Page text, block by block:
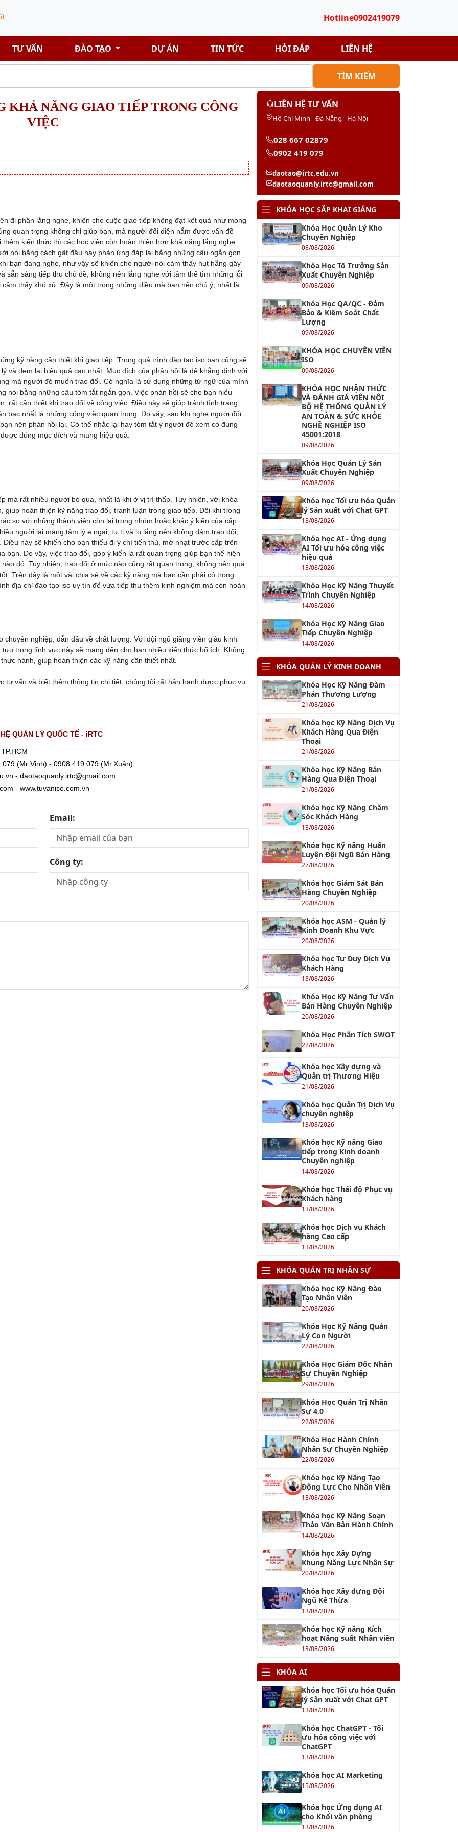
Hotline0902419079
TƯ VẤN ĐÀO TẠO DỰ ÁN TIN TỨC HỎI ĐÁP LIÊN HỆ
TÌM KIẾM
KHẢ NĂNG GIAO TIẾP TRONG CÔNG
VIỆC
đi phần lắng nghe, khiến cho cuộc giao tiếp không đạt kết quả như mong
quan trọng không chỉ giúp bạn, mà người đối diện nắm được vấn đề
kiến thức thì các học viên còn hoàn thiện hơn khả năng lắng nghe
nói bằng cách gật đầu hay phản ứng đáp lại bằng những câu ngắn gọn
bạn đang nghe, như vậy sẽ khiến cho người nói cảm thấy hụt hẫng gây
sẵn sàng tiếp thu chủ đề, không nên lắng nghe với tâm thế tìm những lỗi
thấy khó xử. Đây là một trong những điều mà bạn nên chú ý, nhất là
kỹ năng cần thiết khi giao tiếp. Trong quá trình đào tạo iso bạn cũng sẽ
và đem lại hiệu quả cao nhất. Mục đích của phản hồi là để khẳng định với
mà người đó muốn trao đổi. Có nghĩa là sử dụng những từ ngữ của mình
nói bằng những câu tóm tắt ngắn gọn. Việc phản hồi sẽ cho bạn hiểu
rất cần thiết khi trao đổi về công việc. Điều này sẽ giúp tránh tình trạng
bạc nhất là những công việc quan trọng. Do vậy, sau khi nghe người đối
nên phản hồi lại. Có thể nhắc lại hay tóm tắt ý người đó xem có đúng
đúng mục đích và mang hiệu quả.
mà rất nhiều người bỏ qua, nhất là khi ở vị trí thấp. Tuy nhiên, với khóa
giúp hoàn thiện kỹ năng trao đổi, tranh luận trong giao tiếp. Đôi khi trong
so với những thành viên còn lại trong nhóm hoặc khác ý kiến của cấp
người lại mang tâm lý e ngại, tự ti và lo lắng nên không dám trao đổi,
này sẽ khiến cho bạn thiếu đi ý chí tiến thủ, mờ nhạt trước cấp trên
bạn. Do vậy, việc trao đổi, góp ý kiến là rất quan trọng giúp bạn thể hiện
đó. Tuy nhiên, trao đổi ở mức nào cũng rất quan trọng, không nên quá
Trên đây là một vài chia sẻ về các kỹ năng mà bạn cần phải có trong
địa chỉ đào tạo iso uy tín để vừa tiếp thu thêm kinh nghiệm mà còn hoàn
nghiệp, dẫn đầu về chất lượng. Với đội ngũ giảng viên giàu kinh
trong lĩnh vực này sẽ mang đến cho bạn nhiều kiến thức bổ ích. Không
hành, giúp hoàn thiện các kỹ năng cần thiết nhất.
tư vấn và biết thêm thông tin chi tiết, chúng tôi rất hân hạnh được phục vụ
QUẢN LÝ QUỐC TẾ - iRTC
(Mr Vinh) - 0908 419 079 (Mr.Xuân)
- daotaoquanly.irtc@gmail.com
- www.tuvaniso.com.vn
Email:
Công ty:
LIÊN HỆ TƯ VẤN
Hồ Chí Minh - Đà Nẵng - Hà Nội
028 667 02879
0902 419 079
daotao@irtc.edu.vn
daotaoquanly.irtc@gmail.com
KHÓA HỌC SẮP KHAI GIẢNG
Khóa Học Quản Lý Kho
Chuyên Nghiệp
08/08/2026
Khóa Học Tổ Trưởng Sản
Xuất Chuyên Nghiệp
09/08/2026
Khóa Học QA/QC - Đảm
Bảo & Kiểm Soát Chất
Lượng
09/08/2026
KHÓA HỌC CHUYÊN VIÊN
ISO
09/08/2026
KHÓA HỌC NHẬN THỨC
VÀ ĐÁNH GIÁ VIÊN NỘI
BỘ HỆ THỐNG QUẢN LÝ
AN TOÀN & SỨC KHỎE
NGHỀ NGHIỆP ISO
45001:2018
09/08/2026
Khóa Học Quản Lý Sản
Xuất Chuyên Nghiệp
09/08/2026
Khóa học Tối ưu hóa Quản
lý Sản xuất với Chat GPT
13/08/2026
Khóa học AI - Ứng dụng
AI Tối ưu hóa công việc
hiệu quả
13/08/2026
Khóa Học Kỹ Năng Thuyết
Trình Chuyên Nghiệp
14/08/2026
Khóa Học Kỹ Năng Giao
Tiếp Chuyên Nghiệp
14/08/2026
KHÓA QUẢN LÝ KINH DOANH
Khóa Học Kỹ Năng Đàm
Phán Thương Lượng
21/08/2026
Khóa học Kỹ Năng Dịch Vụ
Khách Hàng Qua Điện
Thoại
21/08/2026
Khóa học Kỹ Năng Bán
Hàng Qua Điện Thoại
21/08/2026
Khóa học Kỹ Năng Chăm
Sóc Khách Hàng
13/08/2026
Khóa học Kỹ năng Huấn
Luyện Đội Ngũ Bán Hàng
27/08/2026
Khóa học Giám Sát Bán
Hàng Chuyên Nghiệp
20/08/2026
Khóa học ASM - Quản lý
Kinh Doanh Khu Vực
20/08/2026
Khóa học Tư Duy Dịch Vụ
Khách Hàng
13/08/2026
Khóa Học Kỹ Năng Tư Vấn
Bán Hàng Chuyên Nghiệp
20/08/2026
Khóa Học Phân Tích SWOT
22/08/2026
Khóa học Xây dựng và
Quản trị Thương Hiệu
21/08/2026
Khóa học Quản Trị Dịch Vụ
chuyên nghiệp
13/08/2026
Khóa học Kỹ năng Giao
tiếp trong Kinh doanh
Chuyên nghiệp
14/08/2026
Khóa học Thái độ Phục vụ
Khách hàng
13/08/2026
Khóa học Dịch vụ Khách
hàng Cao cấp
13/08/2026
KHÓA QUẢN TRỊ NHÂN SỰ
Khóa học Kỹ Năng Đào
Tạo Nhân Viên
20/08/2026
Khóa Học Kỹ Năng Quản
Lý Con Người
22/08/2026
Khóa Học Giám Đốc Nhân
Sự Chuyên Nghiệp
29/08/2026
Khóa Học Quản Trị Nhân
Sự 4.0
22/08/2026
Khóa Học Hành Chính
Nhân Sự Chuyên Nghiệp
22/08/2026
Khóa học Kỹ Năng Tạo
Động Lực Cho Nhân Viên
13/08/2026
Khóa học Kỹ Năng Soạn
Thảo Văn Bản Hành Chính
14/08/2026
Khóa học Xây Dựng
Khung Năng Lực Nhân Sự
20/08/2026
Khóa học Xây dựng Đội
Ngũ Kế Thừa
13/08/2026
Khóa học Kỹ năng Kích
hoạt Năng suất Nhân viên
13/08/2026
KHÓA AI
Khóa học Tối ưu hóa Quản
lý Sản xuất với Chat GPT
13/08/2026
Khóa học ChatGPT - Tối
ưu hóa công việc với
ChatGPT
13/08/2026
Khóa học AI Marketing
15/08/2026
Khóa học Ứng dụng AI
cho Khối văn phòng
13/08/2026